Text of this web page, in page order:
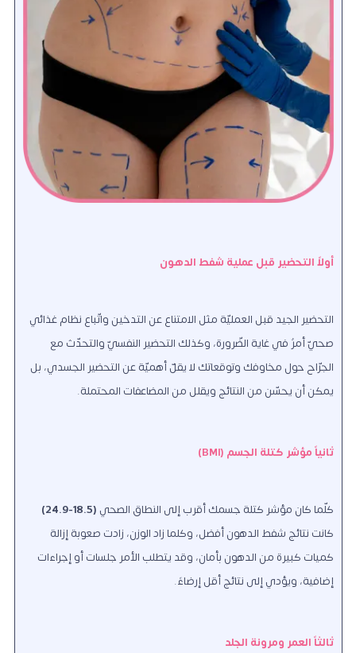
أولاً التحضير قبل عملية شفط الدهون
التحضير الجيد قبل العمليّة مثل الامتناع عن التدخين واتّباع نظام غذائي
صحيّ أمرٌ في غاية الضّرورة، وكذلك التحضير النفسيّ والتحدّث مع
الجرّاح حول مخاوفك وتوقعاتك لا يقلّ أهميّة عن التحضير الجسدي، بل
يمكن أن يحسّن من النتائج ويقلل من المضاعفات المحتملة.
ثانياً مؤشر كتلة الجسم (BMI)
كلّما كان مؤشر كتلة جسمك أقرب إلى النطاق الصحي (18.5-24.9)
كانت نتائج شفط الدهون أفضل، وكلما زاد الوزن، زادت صعوبة إزالة
كميات كبيرة من الدهون بأمان، وقد يتطلب الأمر جلسات أو إجراءات
إضافية، ويؤدي إلى نتائج أقل إرضاءً.
ثالثاً العمر ومرونة الجلد